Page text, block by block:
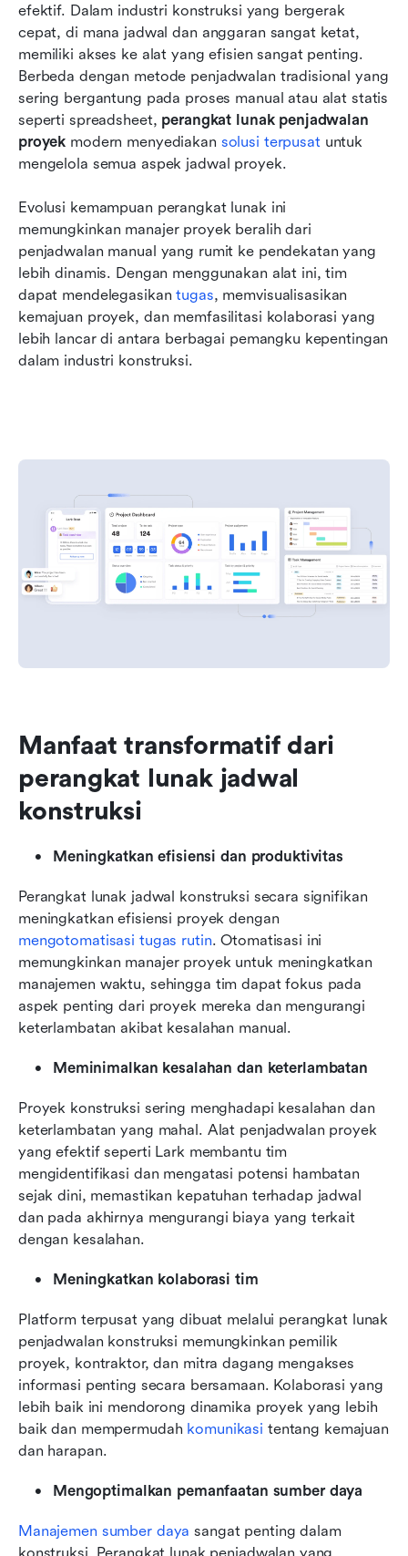
efektif. Dalam industri konstruksi yang bergerak
cepat, di mana jadwal dan anggaran sangat ketat,
memiliki akses ke alat yang efisien sangat penting.
Berbeda dengan metode penjadwalan tradisional yang
sering bergantung pada proses manual atau alat statis
seperti spreadsheet, perangkat lunak penjadwalan
proyek modern menyediakan solusi terpusat untuk
mengelola semua aspek jadwal proyek.
Evolusi kemampuan perangkat lunak ini
memungkinkan manajer proyek beralih dari
penjadwalan manual yang rumit ke pendekatan yang
lebih dinamis. Dengan menggunakan alat ini, tim
dapat mendelegasikan tugas, memvisualisasikan
kemajuan proyek, dan memfasilitasi kolaborasi yang
lebih lancar di antara berbagai pemangku kepentingan
dalam industri konstruksi.
Manfaat transformatif dari
perangkat lunak jadwal
konstruksi
Meningkatkan efisiensi dan produktivitas
Perangkat lunak jadwal konstruksi secara signifikan
mengotomatisasi tugas rutin. Otomatisasi ini
memungkinkan manajer proyek untuk meningkatkan
manajemen waktu, sehingga tim dapat fokus pada
aspek penting dari proyek mereka dan mengurangi
keterlambatan akibat kesalahan manual.
Meminimalkan kesalahan dan keterlambatan
Proyek konstruksi sering menghadapi kesalahan dan
keterlambatan yang mahal. Alat penjadwalan proyek
yang efektif seperti Lark membantu tim
mengidentifikasi dan mengatasi potensi hambatan
sejak dini, memastikan kepatuhan terhadap jadwal
dan pada akhirnya mengurangi biaya yang terkait
dengan kesalahan.
Meningkatkan kolaborasi tim
Platform terpusat yang dibuat melalui perangkat lunak
penjadwalan konstruksi memungkinkan pemilik
proyek, kontraktor, dan mitra dagang mengakses
informasi penting secara bersamaan. Kolaborasi yang
lebih baik ini mendorong dinamika proyek yang lebih
baik dan mempermudah komunikasi tentang kemajuan
dan harapan.
Mengoptimalkan pemanfaatan sumber daya
Manajemen sumber daya sangat penting dalam